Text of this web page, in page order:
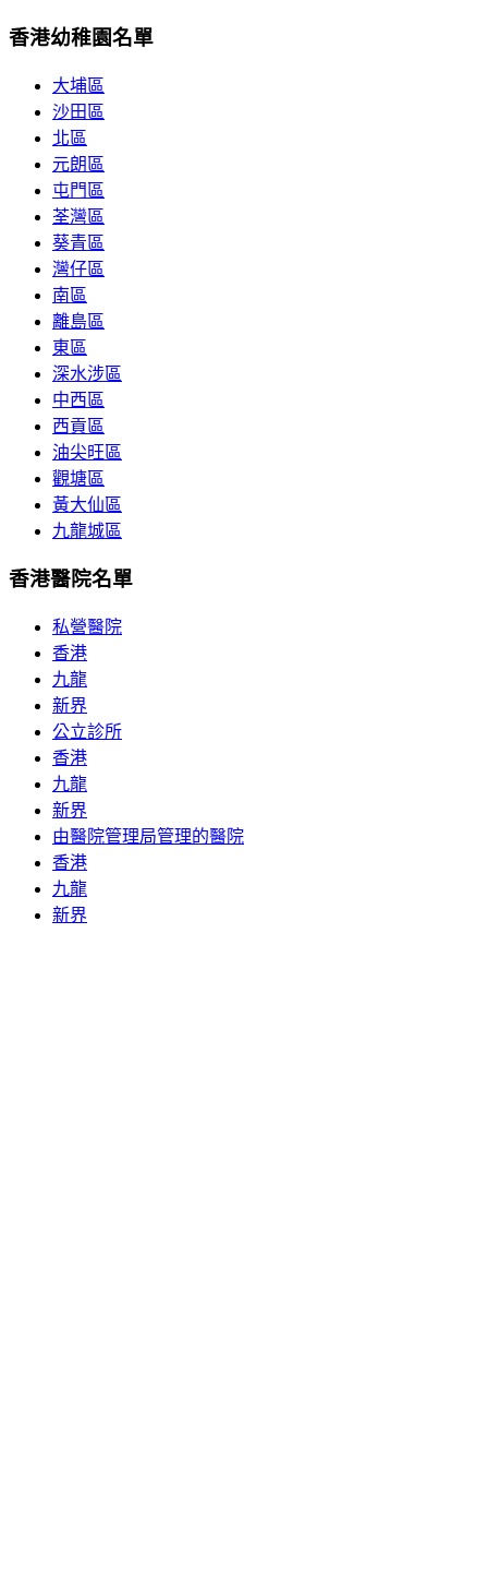
香港幼稚園名單
大埔區
沙田區
北區
元朗區
屯門區
荃灣區
葵青區
灣仔區
南區
離島區
東區
深水涉區
中西區
西貢區
油尖旺區
觀塘區
黃大仙區
九龍城區
香港醫院名單
私營醫院
香港
九龍
新界
公立診所
香港
九龍
新界
由醫院管理局管理的醫院
香港
九龍
新界